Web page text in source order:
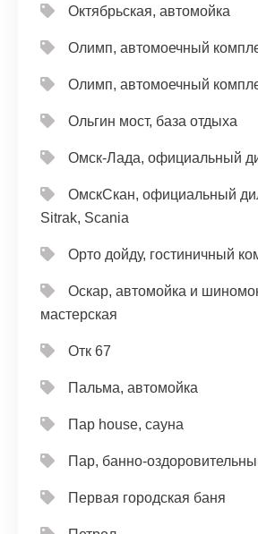
Октябрьская, автомойка
Олимп, автомоечный
Олимп, автомоечный
Ольгин мост, база отдыха
Омск-Лада, официальный
ОмскСкан, официальный
Sitrak, Scania
Орто дойду, гостиничный
Оскар, автомойка и
мастерская
Отк 67
Пальма, автомойка
Пар house, сауна
Пар, банно-
Первая городская баня